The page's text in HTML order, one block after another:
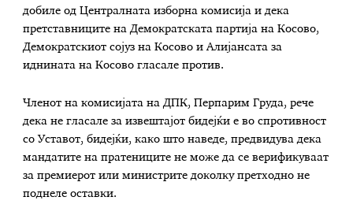
добиле од Централната изборна комисија и дека
претставниците на Демократската партија на Косово,
Демократскиот сојуз на Косово и Алијансата за
иднината на Косово гласале против.
Членот на комисијата на ДПК, Перпарим Груда, рече
дека не гласале за извештајот бидејќи е во спротивност
со Уставот, бидејќи, како што наведе, предвидува дека
мандатите на пратениците не може да се верификуваат
за премиерот или министрите доколку претходно не
поднеле оставки.